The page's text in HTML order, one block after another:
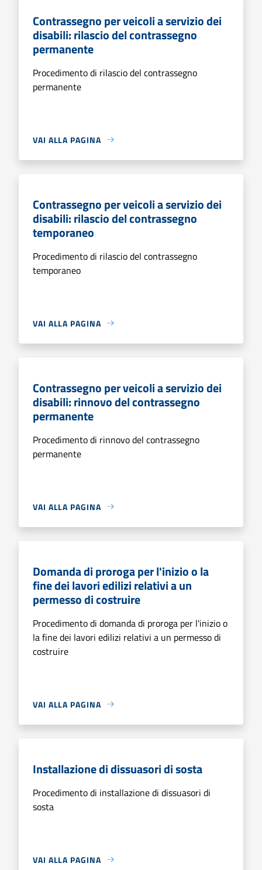
Contrassegno per veicoli a servizio dei
disabili: rilascio del contrassegno
permanente
Procedimento di rilascio del contrassegno
permanente
VAI ALLA PAGINA
Contrassegno per veicoli a servizio dei
disabili: rilascio del contrassegno
temporaneo
Procedimento di rilascio del contrassegno
temporaneo
VAI ALLA PAGINA
Contrassegno per veicoli a servizio dei
disabili: rinnovo del contrassegno
permanente
Procedimento di rinnovo del contrassegno
permanente
VAI ALLA PAGINA
Domanda di proroga per l'inizio o la
fine dei lavori edilizi relativi a un
permesso di costruire
Procedimento di domanda di proroga per l'inizio o
la fine dei lavori edilizi relativi a un permesso di
costruire
VAI ALLA PAGINA
Installazione di dissuasori di sosta
Procedimento di installazione di dissuasori di
sosta
VAI ALLA PAGINA